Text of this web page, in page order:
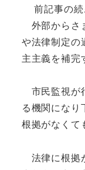
前記事の続
外部からさ
や法律制定の
主主義を補完
市民監視が
る機関にな
根拠がなくて
法律に根拠